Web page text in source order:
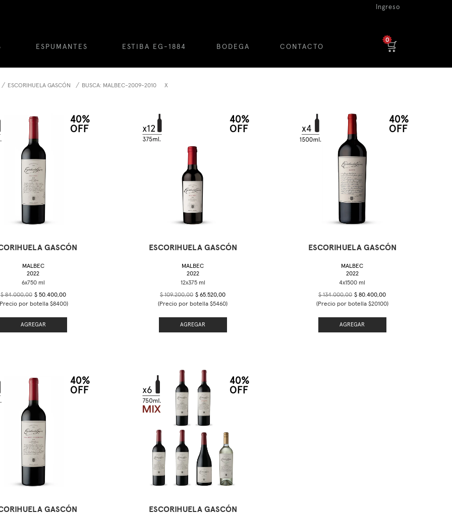
Ingreso
ESPUMANTES ESTIBA EG-1884 BODEGA CONTACTO
0
ESCORIHUELA GASCÓN BUSCA: MALBEC-2009-2010 X
40%
OFF
GASCÓN
MALBEC
2022
$ 84.000,00 $ 50.400,00
por botella $8400)
AGREGAR
40%
OFF
ESCORIHUELA GASCÓN
MALBEC
2022
$ 109.200,00 $ 65.520,00
(Precio por botella $5460)
AGREGAR
40%
OFF
ESCORIHUELA GASCÓN
MALBEC
2022
$ 134.000,00 $ 80.400,00
(Precio por botella $20100)
AGREGAR
40%
OFF
GASCÓN
40%
OFF
ESCORIHUELA GASCÓN